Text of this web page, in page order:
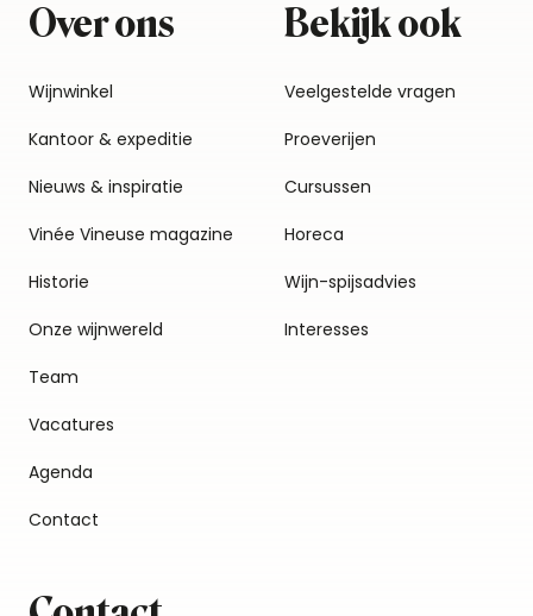
Over ons
Wijnwinkel
Kantoor & expeditie
Nieuws & inspiratie
Vinée Vineuse magazine
Historie
Onze wijnwereld
Team
Vacatures
Agenda
Contact
Bekijk ook
Veelgestelde vragen
Proeverijen
Cursussen
Horeca
Wijn-spijsadvies
Interesses